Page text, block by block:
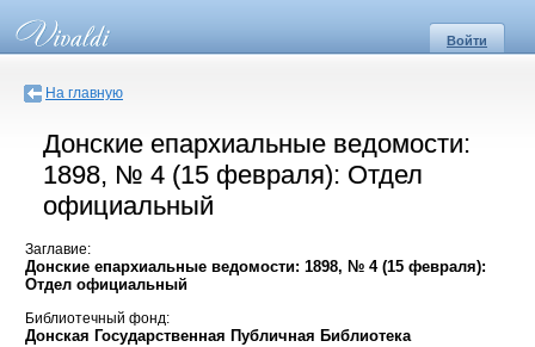
Войти
На главную
Донские епархиальные ведомости:
1898, № 4 (15 февраля): Отдел
официальный
Заглавие:
Донские епархиальные ведомости: 1898, № 4 (15 февраля):
Отдел официальный
Библиотечный фонд:
Донская Государственная Публичная Библиотека